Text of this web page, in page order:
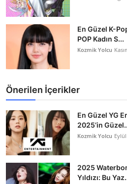
En Güzel K-
POP Kadın S...
Kozmik Yolcu
Önerilen İçerikler
En Güzel YG
2025’in
Kozmik Yolcu
2025
Yıldızı: Bu